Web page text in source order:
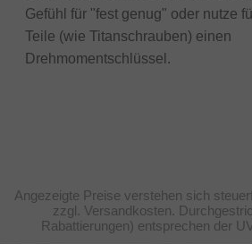
Gefühl für "fest genug" oder nutze
Teile (wie Titanschrauben) einen
Drehmomentschlüssel.
Angezeigte Preise verstehen sich
zzgl. Versandkosten.
Rabattierungen) entsprechen der